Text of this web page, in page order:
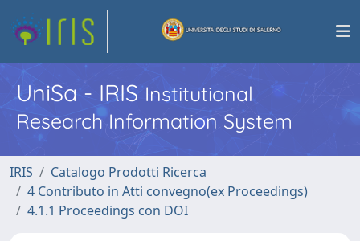
UniSa - IRISInstitutional
Research Information System
IRIS
Catalogo Prodotti Ricerca
4 Contributo in Atti convegno(ex Proceedings)
4.1.1 Proceedings con DOI